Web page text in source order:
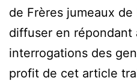
de Frères jumeaux de
diffuser en répondant
interrogations des
profit de cet article